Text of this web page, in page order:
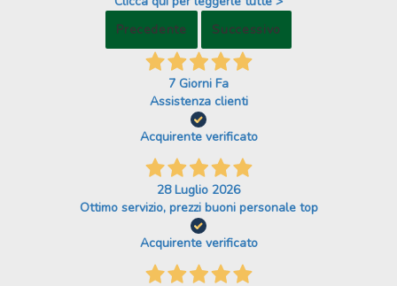
Precedente
Successivo
7 Giorni Fa
Assistenza clienti
Acquirente verificato
28 Luglio 2026
Ottimo servizio, prezzi buoni personale top
Acquirente verificato